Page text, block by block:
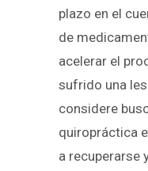
plazo en el
de
acelerar el
sufrido una
considere
quiropráctica
a recuperarse